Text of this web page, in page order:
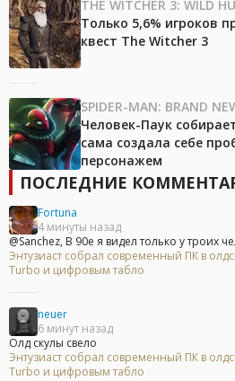
THE WITCHER 3: WILD
Только 5,6% игроков
квест The Witcher 3
SPIDER-MAN: BRAND
Человек-Паук
сама создала себе
персонажем
ПОСЛЕДНИЕ
Fortuna
4 минуты назад
@Sanchez, В 90е я видел только у троих
Энтузиаст собрал современный ПК в
Turbo и цифровым табло
neuer
6 минут назад
Олд скулы свело
Энтузиаст собрал современный ПК в
Turbo и цифровым табло